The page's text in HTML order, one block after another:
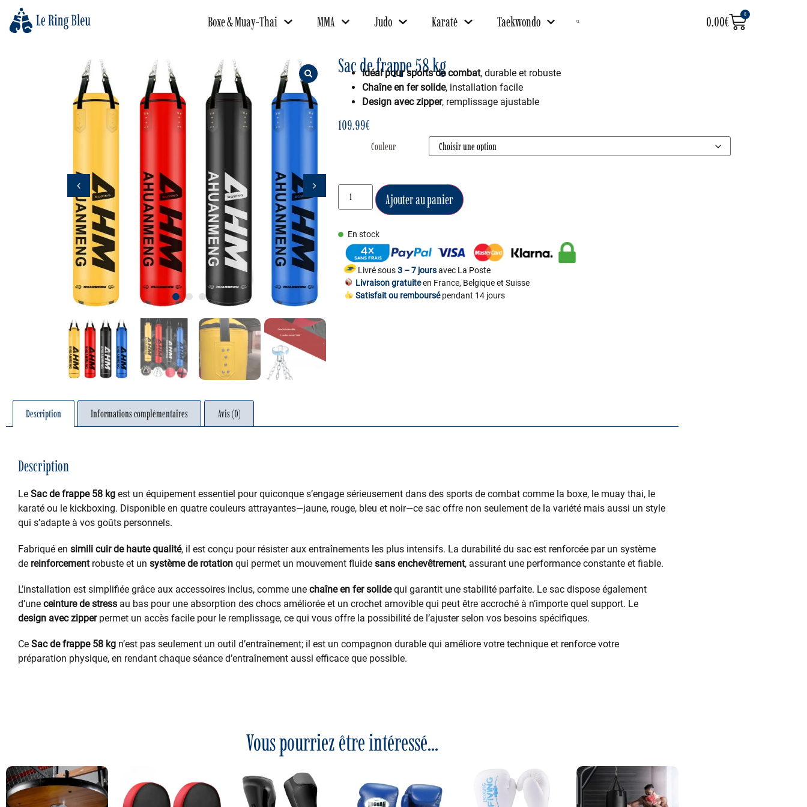
Boxe & Muay-Thai MMA Judo Karaté Taekwondo 0.00€ 0
1 2 3
Sac de frappe 58 kg
Idéal pour sports de combat, durable et robuste
Chaîne en fer solide, installation facile
Design avec zipper, remplissage ajustable
109.99€
Couleur
Ajouter au panier
En stock
Livré sous3 – 7 joursavec La Poste
Livraison gratuiteen France, Belgique et Suisse
Satisfait ou remboursépendant 14 jours
Description Informations complémentaires Avis (0)
Description
Le Sac de frappe 58 kg est un équipement essentiel pour quiconque s’engage sérieusement dans des sports de combat comme la boxe, le muay thai, le
karaté ou le kickboxing. Disponible en quatre couleurs attrayantes—jaune, rouge, bleu et noir—ce sac offre non seulement de la variété mais aussi un style
qui s’adapte à vos goûts personnels.
Fabriqué en simili cuir de haute qualité, il est conçu pour résister aux entraînements les plus intensifs. La durabilité du sac est renforcée par un système
de reinforcementrobuste et un système de rotation qui permet un mouvement fluide sans enchevêtrement, assurant une performance constante et fiable.
L’installation est simplifiée grâce aux accessoires inclus, comme une chaîne en fer solidequi garantit une stabilité parfaite. Le sac dispose également
d’une ceinture de stress au bas pour une absorption des chocs améliorée et un crochet amovible qui peut être accroché à n’importe quel support. Le
design avec zipperpermet un accès facile pour le remplissage, ce qui vous offre la possibilité de l’ajuster selon vos besoins spécifiques.
Ce Sac de frappe 58 kg n’est pas seulement un outil d’entraînement; il est un compagnon durable qui améliore votre technique et renforce votre
préparation physique, en rendant chaque séance d’entraînement aussi efficace que possible.
Vous pourriez être intéressé...